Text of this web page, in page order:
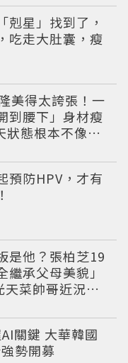
剋星」找到了，
吃走大肚囊，瘦
美得太誇張！一
到腰下」身材瘦
狀態根本不像年
預防HPV，才有
是他？張柏芝19
繼承父母美貌」
菜帥哥近況曝
關鍵 大華韓國
勢開募